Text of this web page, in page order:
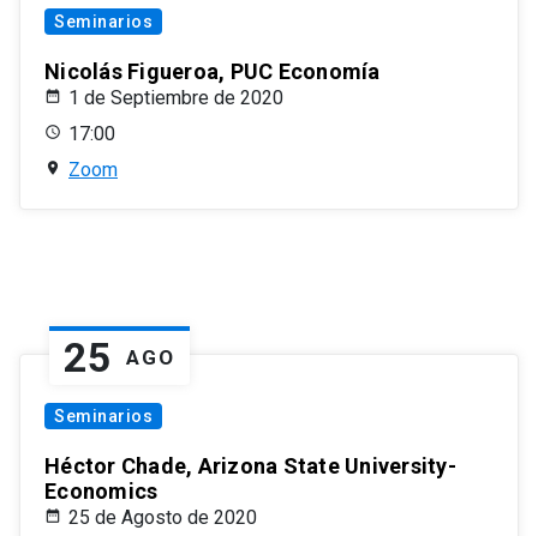
Seminarios
Nicolás Figueroa, PUC Economía
1 de Septiembre de 2020
17:00
Zoom
25 AGO
Seminarios
Héctor Chade, Arizona State University-
Economics
25 de Agosto de 2020